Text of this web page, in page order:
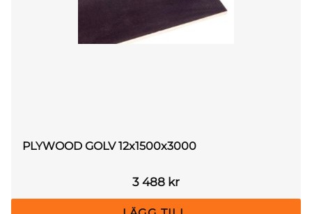
PLYWOOD GOLV 12x1500x3000
3 488 kr